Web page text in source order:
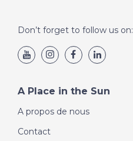
Don’t forget to follow us on:
A Place in the Sun
A propos de nous
Contact